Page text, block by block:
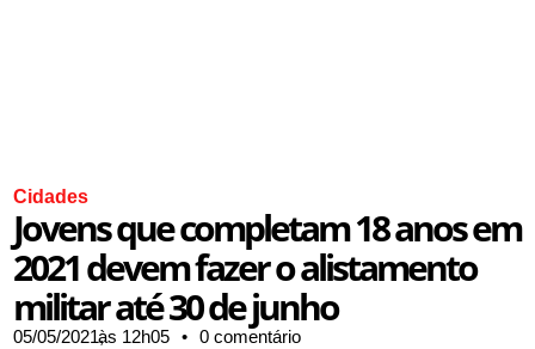
Cidades
Jovens que completam 18 anos em
2021 devem fazer o alistamento
militar até 30 de junho
05/05/2021,às 12h05 • 0 comentário